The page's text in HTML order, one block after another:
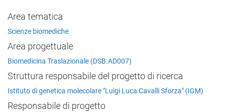
Area tematica
Scienze biomediche
Area progettuale
Biomedicina Traslazionale (DSB.AD007)
Struttura responsabile del progetto di ricerca
Istituto di genetica molecolare "Luigi Luca Cavalli Sforza" (IGM)
Responsabile di progetto